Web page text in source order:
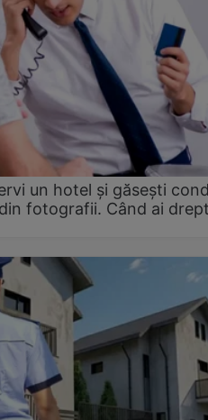
un hotel și găsești
fotografii. Când ai